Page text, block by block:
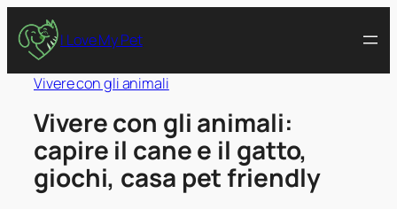
I Love My Pet
Vivere con gli animali
Vivere con gli animali:
capire il cane e il gatto,
giochi, casa pet friendly